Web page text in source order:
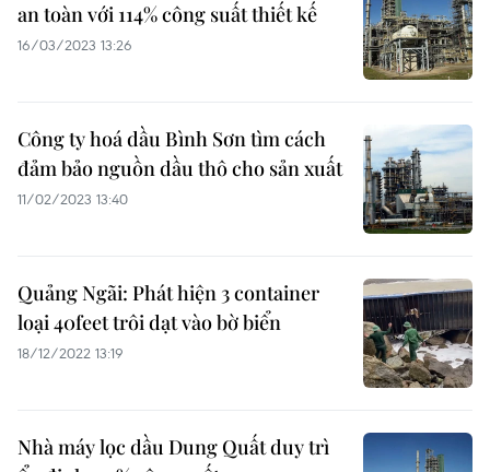
an toàn với 114% công suất thiết kế
16/03/2023 13:26
Công ty hoá dầu Bình Sơn tìm cách
đảm bảo nguồn dầu thô cho sản xuất
11/02/2023 13:40
Quảng Ngãi: Phát hiện 3 container
loại 40feet trôi dạt vào bờ biển
18/12/2022 13:19
Nhà máy lọc dầu Dung Quất duy trì